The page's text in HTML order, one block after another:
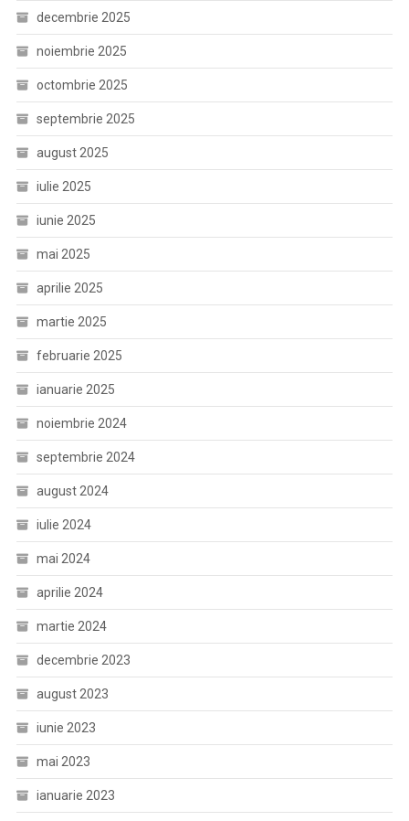
decembrie 2025
noiembrie 2025
octombrie 2025
septembrie 2025
august 2025
iulie 2025
iunie 2025
mai 2025
aprilie 2025
martie 2025
februarie 2025
ianuarie 2025
noiembrie 2024
septembrie 2024
august 2024
iulie 2024
mai 2024
aprilie 2024
martie 2024
decembrie 2023
august 2023
iunie 2023
mai 2023
ianuarie 2023